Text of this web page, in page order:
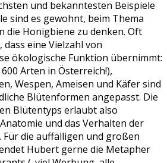
und bekanntesten Beispiele
sind es gewohnt, beim Thema
die Honigbiene zu denken. Oft
eine Vielzahl von
ökologische Funktion übernimmt:
Arten in Österreich!),
Wespen, Ameisen und Käfer sind
Blütenformen angepasst. Die
Blütentyps erlaubt also
und das Verhalten der
Für die auffälligen und großen
Hubert gerne die Metapher